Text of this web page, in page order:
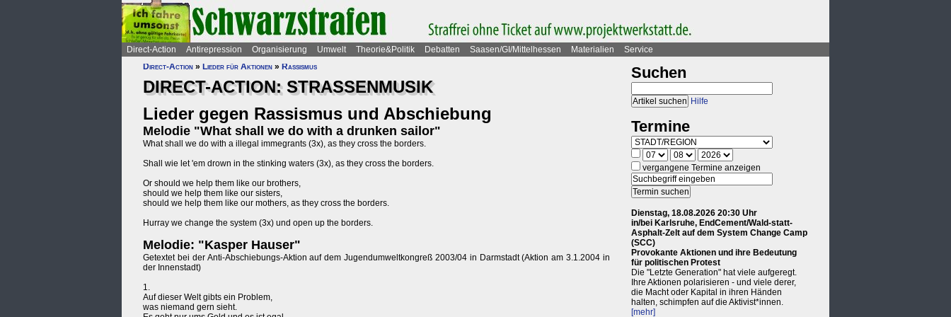
Direct-Action Antirepression Organisierung Umwelt Theorie&Politik Debatten Saasen/GI/Mittelhessen Materialien
Service
Direct-Action » Lieder für Aktionen » Rassismus
DIRECT-ACTION: STRASSENMUSIK
Lieder gegen Rassismus und Abschiebung
Melodie "What shall we do with a drunken sailor"
What shall we do with a illegal immegrants (3x), as they cross the borders.
Shall wie let 'em drown in the stinking waters (3x), as they cross the borders.
Or should we help them like our brothers,
should we help them like our sisters,
should we help them like our mothers, as they cross the borders.
Hurray we change the system (3x) und open up the borders.
Melodie: "Kasper Hauser"
Getextet bei der Anti-Abschiebungs-Aktion auf dem Jugendumweltkongreß 2003/04 in Darmstadt (Aktion am 3.1.2004 in
der Innenstadt)
1.
Auf dieser Welt gibts ein Problem,
was niemand gern sieht.
Suchen
Hilfe
Termine
vergangene Termine anzeigen
Dienstag, 18.08.2026 20:30 Uhr
in/bei Karlsruhe, EndCement/Wald-statt-
Asphalt-Zelt auf dem System Change Camp
(SCC)
Provokante Aktionen und ihre Bedeutung
für politischen Protest
Die "Letzte Generation" hat viele aufgeregt.
Ihre Aktionen polarisieren - und viele derer,
die Macht oder Kapital in ihren Händen
halten, schimpfen auf die Aktivist*innen.
[mehr]